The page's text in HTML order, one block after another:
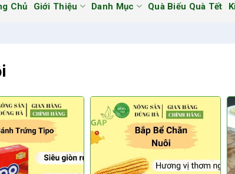
Chủ Giới Thiệu Danh Mục Quà Biếu Quà Tết